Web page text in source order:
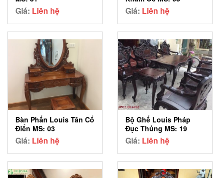
Giá: Liên hệ Giá: Liên hệ
Bàn Phấn Louis Tân Cổ
Điển MS: 03
Giá: Liên hệ
Bộ Ghế Louis Pháp
Đục Thủng MS: 19
Giá: Liên hệ